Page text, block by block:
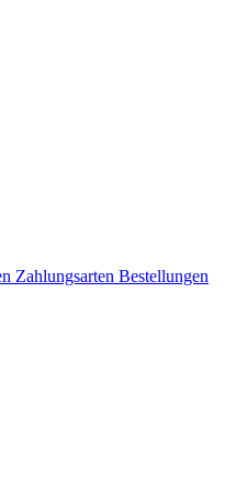
Zahlungsarten Bestellungen